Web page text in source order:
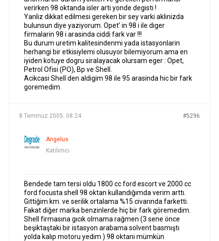
verirken 98 oktanda isler arti yonde degisti !
Yanliz dikkat edilmesi gereken bir sey varki aklinizda
bulunsun diye yaziyorum. Opet’ in 98 i ile diger
firmalarin 98 i arasinda ciddi fark var !!!
Bu durum uretim kalitesindenmi yada istasyonlarin
herhangi bir etkisiylemi olusuyor bilemiyorum ama en
iyiden kotuye dogru siralayacak olursam eger : Opet,
Petrol Ofisi (PO), Bp ve Shell.
Acikcasi Shell den aldigim 98 ile 95 arasinda hic bir fark
goremedim.
8 Temmuz 2005: 08:24 #5296
Angelus
Katılımcı
Bendede tam tersi oldu 1800 cc ford escort ve 2000 cc
ford focusta shell 98 oktan kullandığımda verim arttı.
Gittiğim km. ve serilik ortalama %15 civarında farketti.
Fakat diğer marka benzinlerde hiç bir fark göremedim.
Shell firmasına gıcık olmama rağmen (3 sene önce
beşiktaştaki bir istasyon arabama solvent basmıştı
yolda kalıp motoru yedim ) 98 oktani mümkün